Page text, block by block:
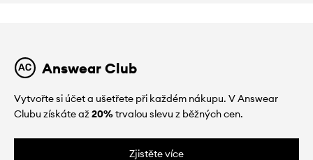
Answear Club
Vytvořte si účet a ušetřete při každém nákupu. V Answear
Clubu získáte až20%trvalou slevu z běžných cen.
Zjistěte více